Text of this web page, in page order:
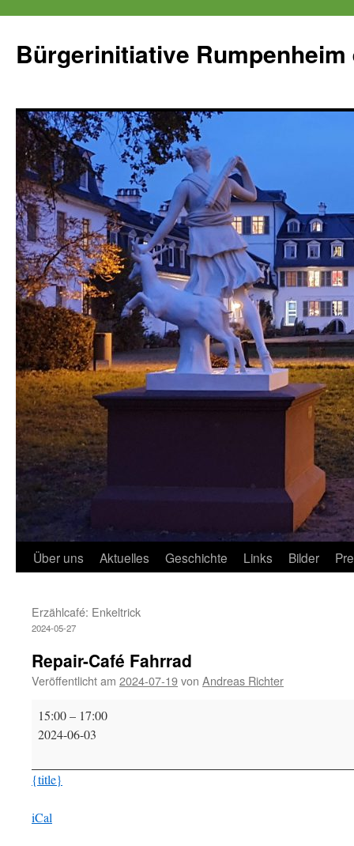
springen
Bürgerinitiative Rumpenheim
Über uns Aktuelles Geschichte Links Bilder
Erzählcafé: Enkeltrick
2024-05-27
Repair-Café Fahrrad
Veröffentlicht am 2024-07-19von Andreas Richter
Repair-
Café
15:00– 17:00
2024-06-03
{title}
iCal